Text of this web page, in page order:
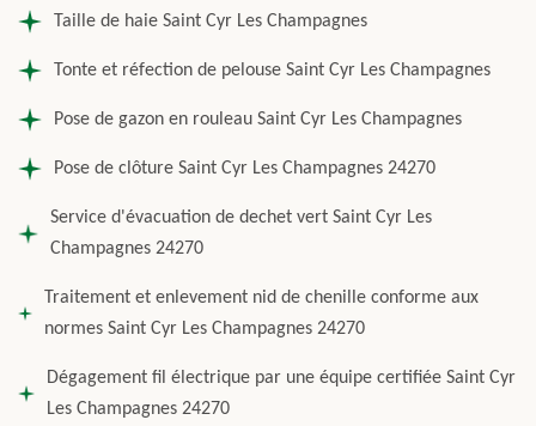
Taille de haie Saint Cyr Les Champagnes
Tonte et réfection de pelouse Saint Cyr Les Champagnes
Pose de gazon en rouleau Saint Cyr Les Champagnes
Pose de clôture Saint Cyr Les Champagnes 24270
Service d'évacuation de dechet vert Saint Cyr Les
Champagnes 24270
Traitement et enlevement nid de chenille conforme aux
normes Saint Cyr Les Champagnes 24270
Dégagement fil électrique par une équipe certifiée Saint Cyr
Les Champagnes 24270